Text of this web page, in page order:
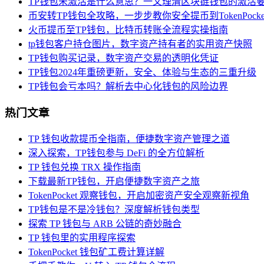
币安转TP钱包全攻略，一步步教你安全提币到
火币提币至TP钱包，比特币转账全流程实操指南
tp钱包客户持仓图片，数字资产持有者的实用资产快照
TP钱包购买记录，数字资产交易的透明化凭证
TP钱包2024年重磅更新，安全、体验与生态的三重升级
TP钱包会亏本吗？解析去中心化钱包的风险边界
热门文章
TP 钱包收款提币全指南，便捷数字资产管理之道
深入探索，TP钱包参与 DeFi 的全方位解析
TP 钱包兑换 TRX 操作指南
下载最新TP钱包，开启便捷数字资产之旅
TokenPocket 观察钱包，开启加密资产安全观察新视角
TP钱包是不是冷钱包？深度解析钱包类型
探索 TP 钱包与 ARB 公链的奇妙融合
TP 钱包里的实用程序探索
TokenPocket 钱包矿工费计算详解